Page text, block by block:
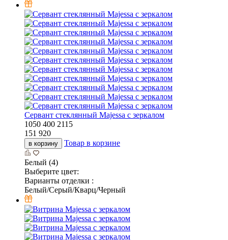
Cервант стеклянный Majessa c зеркалом
1050 400 2115
151 920
в корзину Товар в корзине
Белый (4)
Выберите цвет:
Варианты отделки :
Белый/Серый/Кварц/Черный